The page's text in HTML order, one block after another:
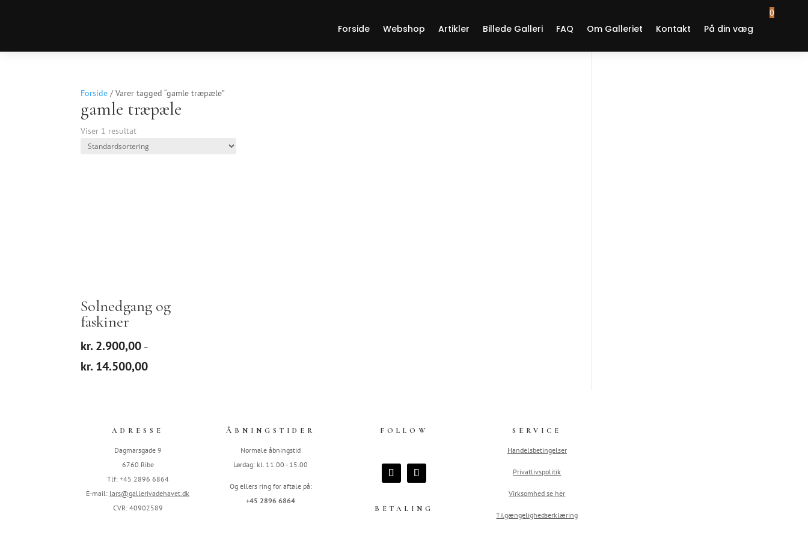
Forside Webshop Artikler Billede Galleri FAQ Om Galleriet Kontakt På din væg
0
Forside / Varer tagged “gamle træpæle”
gamle træpæle
Viser 1 resultat
Solnedgang og
faskiner
kr. 2.900,00 –
kr. 14.500,00Prisinterval:
ADRESSE
Dagmarsgade 9
6760 Ribe
Tlf: +45 2896 6864
E-mail: lars@gallerivadehavet.dk
CVR: 40902589
ÅBNINGSTIDER
Normale åbningstid
Lørdag: kl. 11.00 - 15.00
Og ellers ring for aftale på:
+45 2896 6864
FOLLOW
BETALING
SERVICE
Handelsbetingelser
Privatlivspolitik
Virksomhed se her
Tilgængelighedserklæring